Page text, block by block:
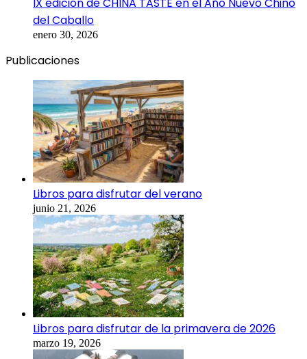
del Caballo
enero 30, 2026
Publicaciones
Libros para disfrutar del verano
junio 21, 2026
Libros para disfrutar de la primavera de 2026
marzo 19, 2026